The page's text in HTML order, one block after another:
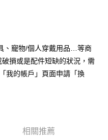
儲值。
結帳。
。
，將跳轉至「AFTEE先享後付」
方視為交易完成。
，但若您需要取消訂單，請聯絡
、寵物/個人穿戴用品…等商
損或是配件短缺的狀況，需
我的帳戶」頁面申請「換
相關推薦